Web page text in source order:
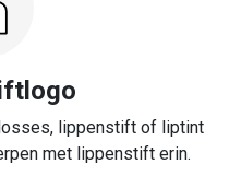
lippenstift of liptint
met lippenstift erin.